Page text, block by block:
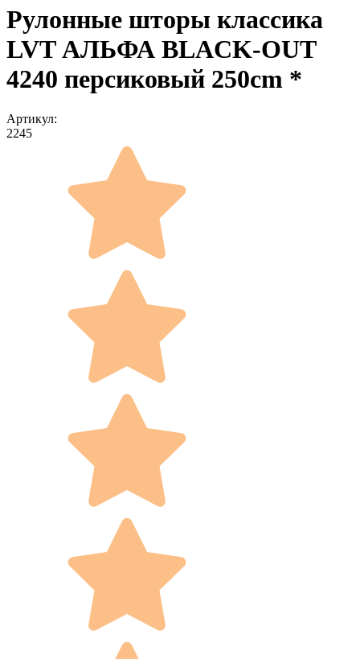
Рулонные шторы классика
LVT АЛЬФА BLACK-OUT
4240 персиковый 250cm *
Артикул:
2245